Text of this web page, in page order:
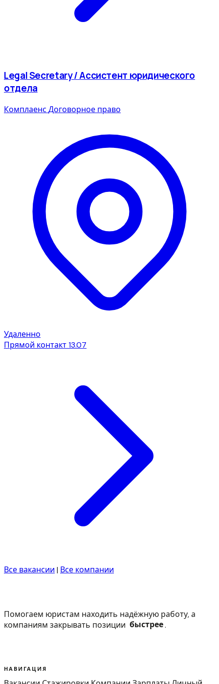
Legal Secretary / Ассистент юридического
отдела
Комплаенс Договорное право
Удаленно
Прямой контакт13.07
Все вакансии | Все компании
Помогаем юристам находить надёжную работу, а
компаниям закрывать позиции быстрее.
НАВИГАЦИЯ